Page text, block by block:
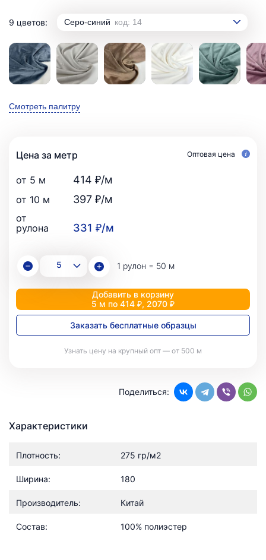
9 цветов: Серо-синий код: 14
Смотреть палитру
Цена за метр Оптовая цена
от 5 м 414 ₽/м
от 10 м 397 ₽/м
от
рулона
331 ₽/м
1 рулон = 50 м
Добавить в корзину
5 м по 414 ₽, 2070 ₽
Заказать бесплатные образцы
Узнать цену на крупный опт — от 500 м
Поделиться:
Характеристики
Плотность: 275 гр/м2
Ширина: 180
Производитель: Китай
Состав: 100% полиэстер